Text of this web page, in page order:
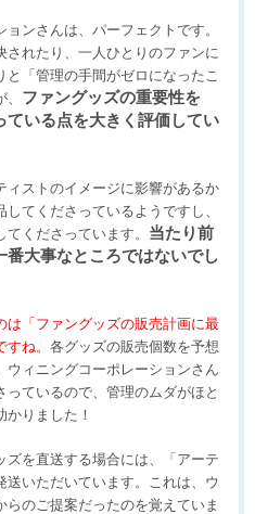
ンさんは、パーフェクトです。
れたり、一人ひとりのファンに
「管理の手間がゼロになったこ
ファングッズの重要性を
いる点を大きく評価してい
ィストのイメージに影響があるか
てくださっているようですし、
くださっています。 当たり前
大事なところではないでし
は「ファングッズの販売計画に最
ね。 各グッズの販売個数を予想
ィニングコーポレーションさん
ているので、管理のムダがほと
かりました！
ズを直送する場合には、「アーテ
送いただいています。これは、ウ
らのご提案だったのを覚えていま